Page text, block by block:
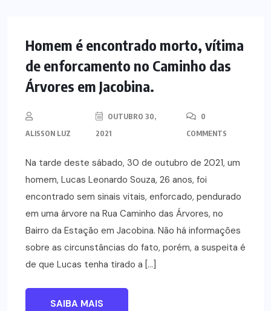
NOTÍCIAS
Homem é encontrado morto, vítima
de enforcamento no Caminho das
Árvores em Jacobina.
ALISSON LUZ
OUTUBRO 30,
2021
0
COMMENTS
Na tarde deste sábado, 30 de outubro de 2021, um
homem, Lucas Leonardo Souza, 26 anos, foi
encontrado sem sinais vitais, enforcado, pendurado
em uma árvore na Rua Caminho das Árvores, no
Bairro da Estação em Jacobina. Não há informações
sobre as circunstâncias do fato, porém, a suspeita é
de que Lucas tenha tirado a […]
SAIBA MAIS